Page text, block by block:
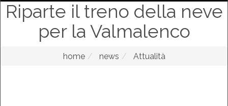
Riparte il treno della neve
per la Valmalenco
home news Attualità